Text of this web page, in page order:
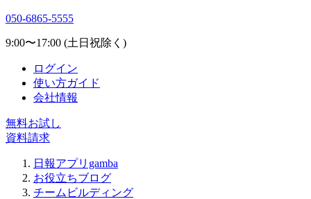
050-6865-5555
9:00〜17:00 (土日祝除く)
ログイン
使い方ガイド
会社情報
無料お試し
資料請求
日報アプリgamba
お役立ちブログ
チームビルディング